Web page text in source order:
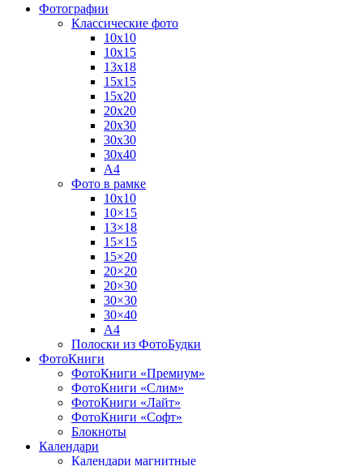
Фотографии
Классические фото
10х10
10х15
13х18
15х15
15х20
20х20
20х30
30х30
30х40
А4
Фото в рамке
10х10
10×15
13×18
15×15
15×20
20×20
20×30
30×30
30×40
A4
Полоски из ФотоБудки
ФотоКниги
ФотоКниги «Премиум»
ФотоКниги «Слим»
ФотоКниги «Лайт»
ФотоКниги «Софт»
Блокноты
Календари
Календари магнитные